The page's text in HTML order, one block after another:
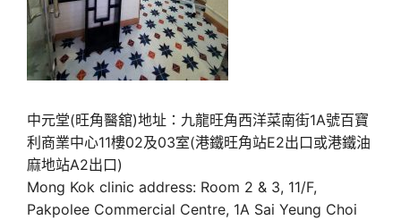
中元堂(旺角醫舘)地址：九龍旺角西洋菜南街1A號百寶
利商業中心11樓02及03室(港鐵旺角站E2出口或港鐵油
麻地站A2出口)
Mong Kok clinic address: Room 2 & 3, 11/F,
Pakpolee Commercial Centre, 1A Sai Yeung Choi